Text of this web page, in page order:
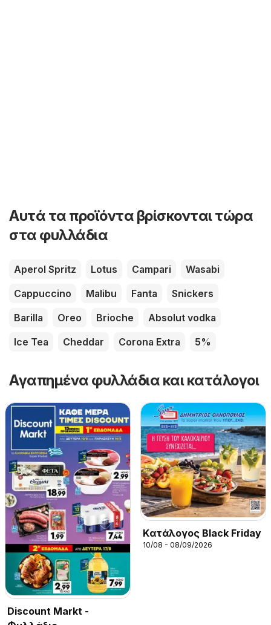
Αυτά τα προϊόντα βρίσκονται τώρα
στα φυλλάδια
Aperol Spritz Lotus Campari
Wasabi
Cappuccino
Malibu Fanta
Snickers
Barilla
Oreo Brioche
Absolut vodka
Ice Tea
Cheddar Corona Extra 5%
Αγαπημένα φυλλάδια και κατάλογοι
Discount Markt -
Kατάλογος Black Friday
10/08 - 08/09/2026